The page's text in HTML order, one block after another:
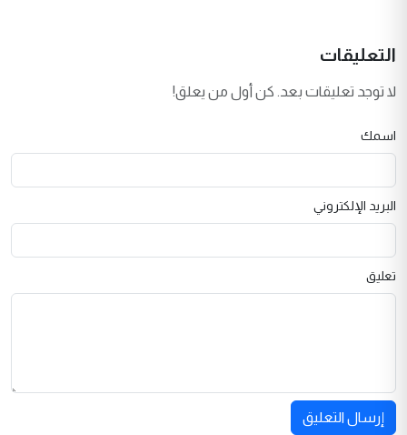
التعليقات
لا توجد تعليقات بعد. كن أول من يعلق!
اسمك
البريد الإلكتروني
تعليق
إرسال التعليق